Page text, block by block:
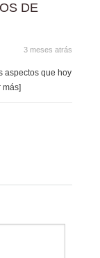
DE
3 meses atrás
aspectos que hoy
más]